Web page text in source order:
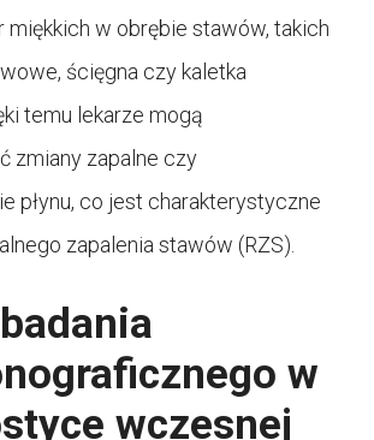
miękkich w obrębie stawów, takich
ścięgna czy kaletka
temu lekarze mogą
zmiany zapalne czy
płynu, co jest charakterystyczne
zapalenia stawów (RZS).
w
wczesnej